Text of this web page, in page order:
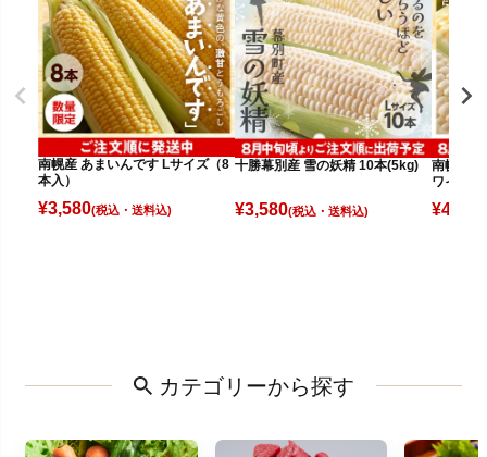
南幌産 あまいんです Lサイズ（8
本入）
¥3,580(税込)
十勝幕別産 雪の妖精 10本(5kg)
¥3,580(税込)
南幌産
ワイト
¥4,080
カテゴリーから探す